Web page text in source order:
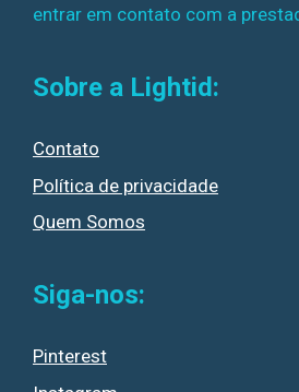
entrar em contato com a
Sobre a Lightid:
Contato
Política de privacidade
Quem Somos
Siga-nos:
Pinterest